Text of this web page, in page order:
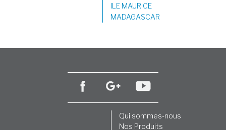
ILE MAURICE
MADAGASCAR
Qui sommes-nous
Nos Produits